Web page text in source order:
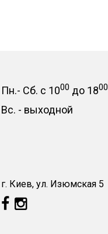
Пн.- Сб. с 1000 до 1800
Вс. - выходной
г. Киев, ул. Изюмская 5